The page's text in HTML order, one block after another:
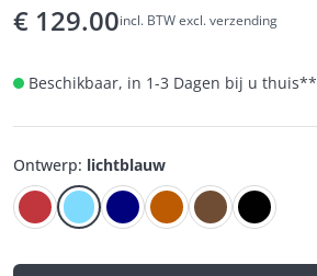
€ 129.00incl. BTW excl. verzending
Beschikbaar, in 1-3 Dagen bij u thuis**
Ontwerp: lichtblauw